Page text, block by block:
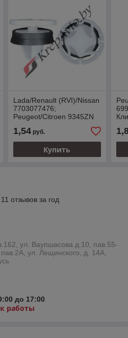
Lada/Renault (RVI)/Nissan
7703077476;
Peugeot/Citroen 9345ZN
обшивки двери
1,54руб.
Купить
отзывов за год
ул. Ваупшасова д.10, пав.55-
ул. Лещинского, д. 14А,
до 17:00
работы